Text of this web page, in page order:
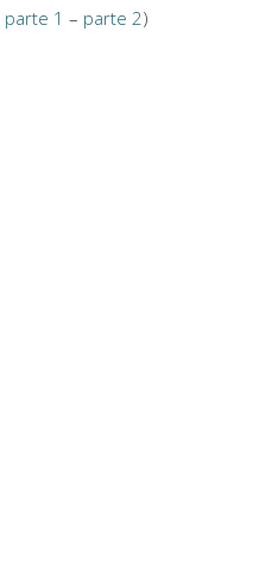
parte 1 – parte 2)